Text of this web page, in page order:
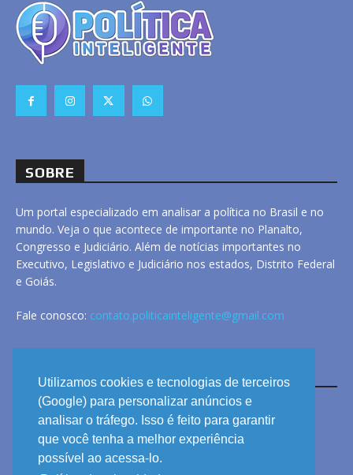
Utilizamos cookies e tecnologias de terceiros
(Google) para personalizar anúncios e
analisar o tráfego. Isso é feito para garantir
que você tenha a melhor experiência
possível ao acessa-lo.
SOBRE
Um portal especializado em analisar a política no Brasil e no
mundo. Veja o que acontece de importante no Planalto,
Congresso e Judiciário. Além de notícias importantes no
Executivo, Legislativo e Judiciário nos estados, Distrito Federal
e Goiás.
Fale conosco: contato.politicainteligente@gmail.com
LINKS
ANUNCIE
PRIVACIDADE